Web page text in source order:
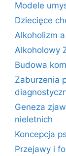
Modele
Dziecięce
Alkoholizm
Alkoholowy
Budowa
Zaburzenia
Geneza
nieletnich
Koncepcja
Przejawy i